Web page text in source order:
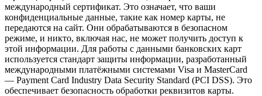
международный сертификат. Это означает, что ваши
конфиденциальные данные, такие как номер карты, не
передаются на сайт. Они обрабатываются в безопасном
режиме, и никто, включая нас, не может получить доступ к
этой информации. Для работы с данными банковских карт
используется стандарт защиты информации, разработанный
международными платёжными системами Visa и MasterCard
— Payment Card Industry Data Security Standard (PCI DSS). Это
обеспечивает безопасность обработки реквизитов карты.